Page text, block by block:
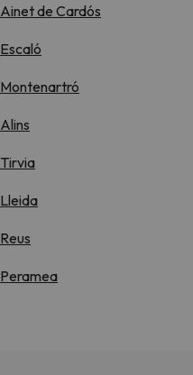
Ainet de Cardós
Escaló
Montenartró
Alins
Tirvia
Lleida
Reus
Peramea